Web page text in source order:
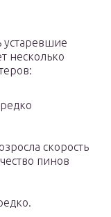
устаревшие
несколько
скорость
пинов